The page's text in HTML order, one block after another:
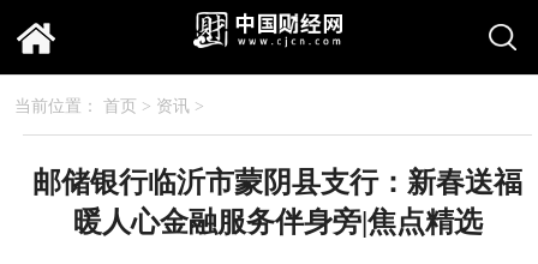
当前位置： 首页 > 资讯>
邮储银行临沂市蒙阴县支行：新春送福
暖人心金融服务伴身旁|焦点精选